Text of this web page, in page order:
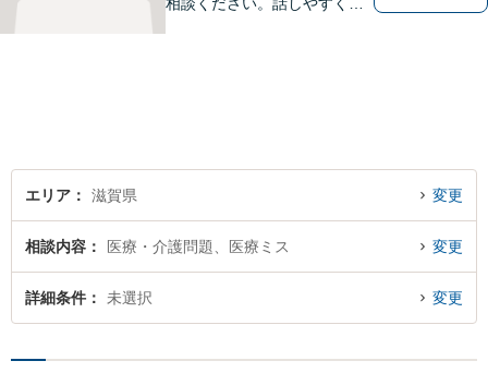
エリア 滋賀県 変更
相談内容 医療・介護問題、医療ミス 変更
詳細条件 未選択 変更